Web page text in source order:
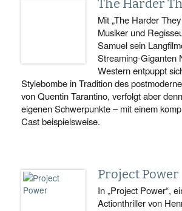
The Harder
Mit „The Harder
Musiker und
Samuel sein
Streaming-Giganten
Western entpuppt
Stylebombe in Tradition des
von Quentin Tarantino, verfolgt aber
eigenen Schwerpunkte – mit einem
Cast beispielsweise.
Project Power
In „Project Power“,
Actionthriller von